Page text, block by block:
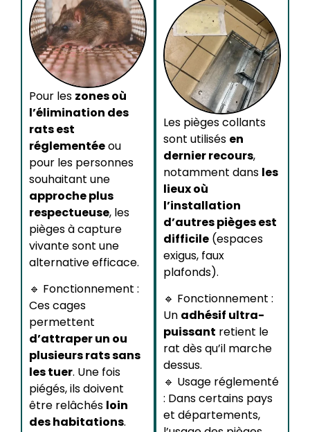
Pour les zones où
l’élimination des
rats est
réglementéeou
pour les personnes
souhaitant une
approche plus
respectueuse, les
pièges à capture
vivante sont une
alternative efficace.
🔹 Fonctionnement :
Ces cages
permettent
d’attraper un ou
plusieurs rats sans
les tuer. Une fois
piégés, ils doivent
être relâchés loin
des habitations.
Les pièges collants
sont utilisés en
dernier recours,
notamment dans les
lieux où
l’installation
d’autres pièges est
difficile (espaces
exigus, faux
plafonds).
🔹 Fonctionnement :
Un adhésif ultra-
puissant retient le
rat dès qu’il marche
dessus.
🔹 Usage réglementé
: Dans certains pays
et départements,